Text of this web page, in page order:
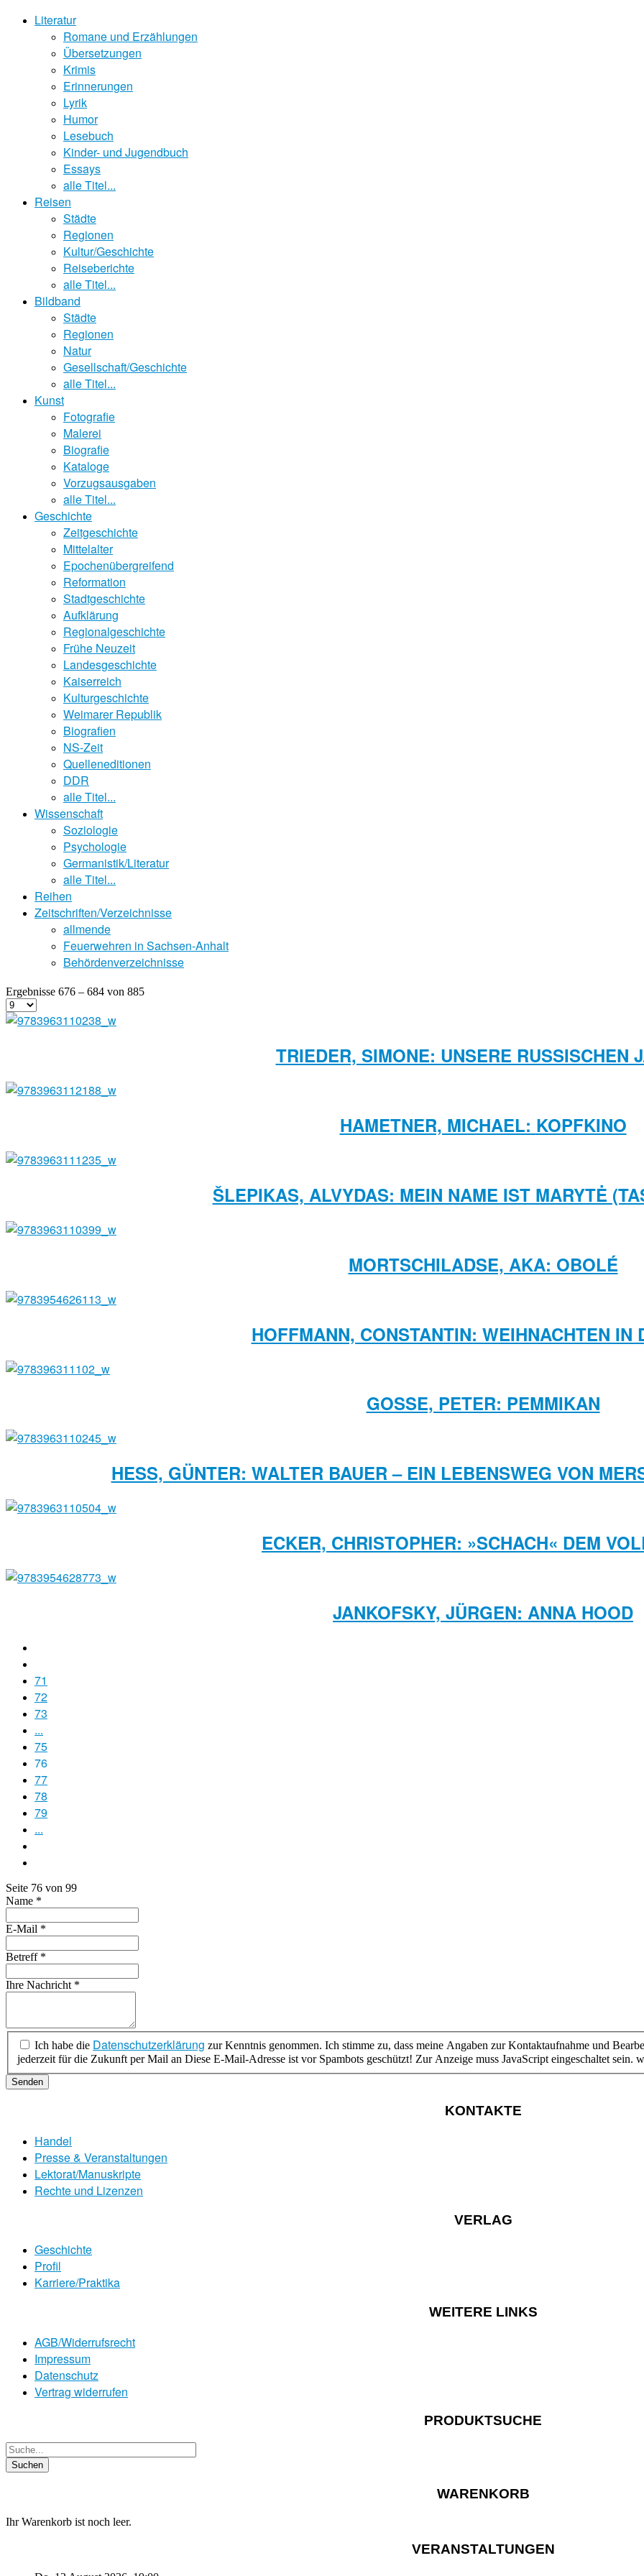
Literatur
Romane und Erzählungen
Übersetzungen
Krimis
Erinnerungen
Lyrik
Humor
Lesebuch
Kinder- und Jugendbuch
Essays
alle Titel...
Reisen
Städte
Regionen
Kultur/Geschichte
Reiseberichte
alle Titel...
Bildband
Städte
Regionen
Natur
Gesellschaft/Geschichte
alle Titel...
Kunst
Fotografie
Malerei
Biografie
Kataloge
Vorzugsausgaben
alle Titel...
Geschichte
Zeitgeschichte
Mittelalter
Epochenübergreifend
Reformation
Stadtgeschichte
Aufklärung
Regionalgeschichte
Frühe Neuzeit
Landesgeschichte
Kaiserreich
Kulturgeschichte
Weimarer Republik
Biografien
NS-Zeit
Quelleneditionen
DDR
alle Titel...
Wissenschaft
Soziologie
Psychologie
Germanistik/Literatur
alle Titel...
Reihen
Zeitschriften/Verzeichnisse
allmende
Feuerwehren in Sachsen-Anhalt
Behördenverzeichnisse
Ergebnisse 676 – 684 von 885
TRIEDER, SIMONE: UNSERE RUSSISCHEN
HAMETNER, MICHAEL: KOPFKINO
ŠLEPIKAS, ALVYDAS: MEIN NAME IST MARYTĖ
MORTSCHILADSE, AKA: OBOLÉ
HOFFMANN, CONSTANTIN: WEIHNACHTEN IN
GOSSE, PETER: PEMMIKAN
HESS, GÜNTER: WALTER BAUER – EIN LEBENSWEG VON
ECKER, CHRISTOPHER: »SCHACH« DEM
JANKOFSKY, JÜRGEN: ANNA HOOD
71
72
73
...
75
76
77
78
79
...
Seite 76 von 99
Name *
E-Mail *
Betreff *
Ihre Nachricht *
Ich habe die Datenschutzerklärung zur Kenntnis genommen. Ich stimme zu, dass meine Angaben zur Kontaktaufnahme und Bearbeitung gespeichert werden. Hinweis: Sie können Ihre Einwilligung
jederzeit für die Zukunft per Mail an Diese E-Mail-Adresse ist vor Spambots geschützt! Zur Anzeige muss JavaScript eingeschaltet sein.
Senden
KONTAKTE
Handel
Presse & Veranstaltungen
Lektorat/Manuskripte
Rechte und Lizenzen
VERLAG
Geschichte
Profil
Karriere/Praktika
WEITERE LINKS
AGB/Widerrufsrecht
Impressum
Datenschutz
Vertrag widerrufen
PRODUKTSUCHE
WARENKORB
Ihr Warenkorb ist noch leer.
VERANSTALTUNGEN